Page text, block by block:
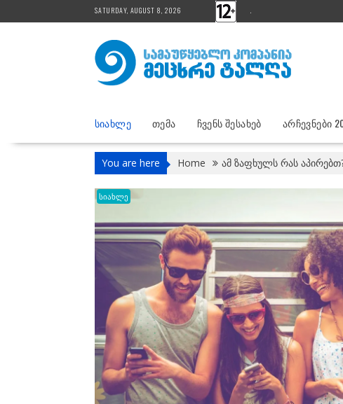
to
SATURDAY, AUGUST 8, 2026 .
ᲡᲘᲐᲮᲚᲔ ᲗᲔᲛᲐ ᲩᲕᲔᲜᲡ ᲨᲔᲡᲐᲮᲔᲑ ᲐᲠᲩᲔᲕᲜᲔᲑᲘ
You are here Home ამ ზაფხულს რას
სიახლე